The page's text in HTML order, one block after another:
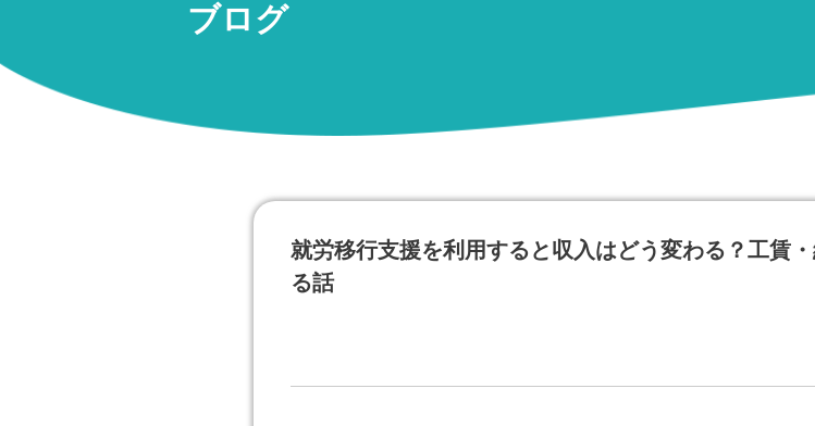
ブログ
就労移行支援を利用すると収入はどう変わる？工賃
る話